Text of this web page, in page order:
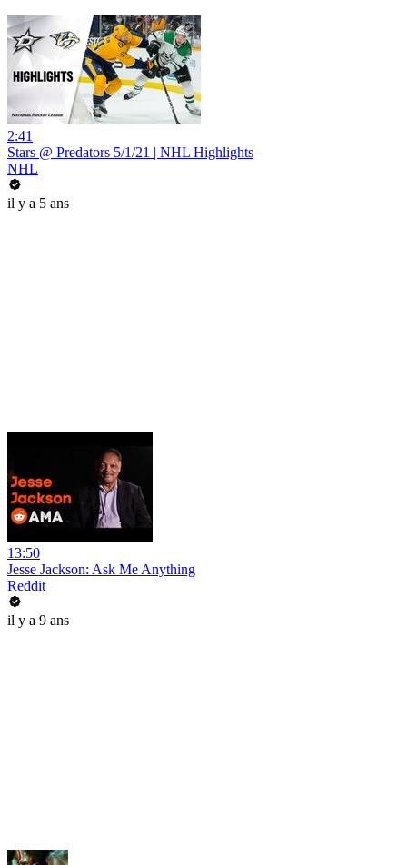
2:41
Stars @ Predators 5/1/21 | NHL Highlights
NHL
il y a 5 ans
13:50
Jesse Jackson: Ask Me Anything
Reddit
il y a 9 ans